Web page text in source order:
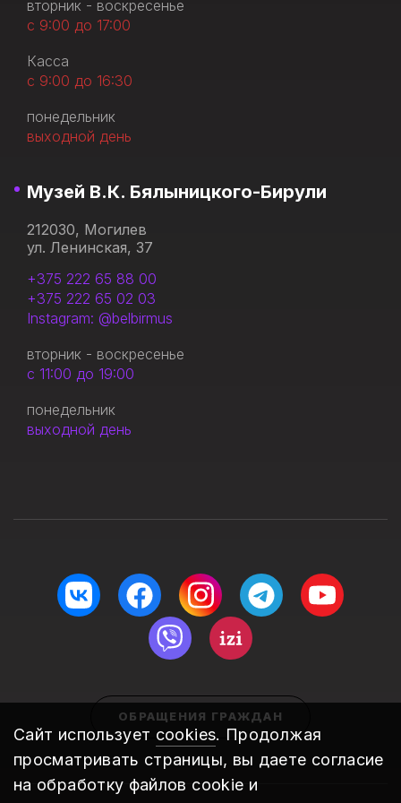
Сайт использует cookies. Продолжая
просматривать страницы, вы даете согласие
на обработку файлов cookie и
вторник - воскресенье
с 9:00 до 17:00
Касса
с 9:00 до 16:30
понедельник
выходной день
Музей В.К. Бялыницкого-Бирули
212030, Могилев
ул. Ленинская, 37
+375 222 65 88 00
+375 222 65 02 03
Instagram: @belbirmus
вторник - воскресенье
с 11:00 до 19:00
понедельник
выходной день
ОБРАЩЕНИЯ ГРАЖДАН